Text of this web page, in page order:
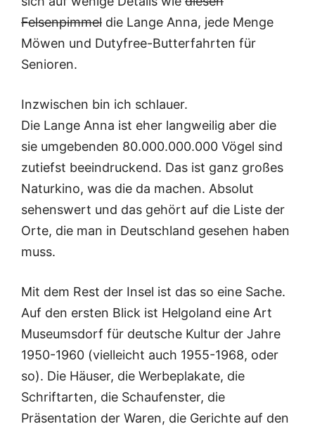
Felsenpimmel die Lange Anna, jede Menge
Möwen und Dutyfree-Butterfahrten für
Senioren.
Inzwischen bin ich schlauer.
Die Lange Anna ist eher langweilig aber die
sie umgebenden 80.000.000.000 Vögel sind
zutiefst beeindruckend. Das ist ganz großes
Naturkino, was die da machen. Absolut
sehenswert und das gehört auf die Liste der
Orte, die man in Deutschland gesehen haben
muss.
Mit dem Rest der Insel ist das so eine Sache.
Auf den ersten Blick ist Helgoland eine Art
Museumsdorf für deutsche Kultur der Jahre
1950-1960 (vielleicht auch 1955-1968, oder
so). Die Häuser, die Werbeplakate, die
Schriftarten, die Schaufenster, die
Präsentation der Waren, die Gerichte auf den